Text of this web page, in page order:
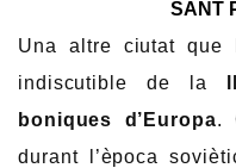
SANT
Una altre ciutat que
indiscutible de la
boniques d’Europa.
durant l’època